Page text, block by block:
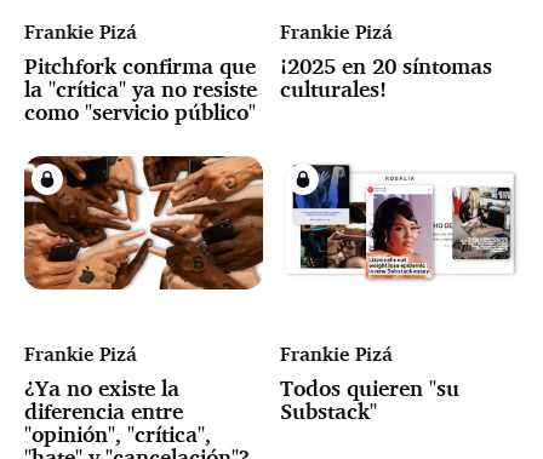
Frankie Pizá
Pitchfork confirma que
la "crítica" ya no resiste
como "servicio público"
Frankie Pizá
¡2025 en 20 síntomas
culturales!
Frankie Pizá
¿Ya no existe la
diferencia entre
"opinión", "crítica",
Frankie Pizá
Todos quieren "su
Substack"